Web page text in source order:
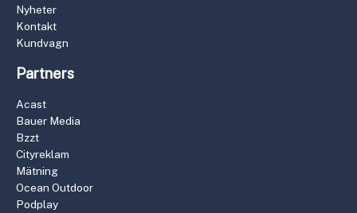
Nyheter
Kontakt
Kundvagn
Partners
Acast
Bauer Media
Bzzt
Cityreklam
Mätning
Ocean Outdoor
Podplay